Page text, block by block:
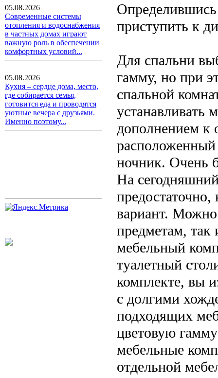
05.08.2026
Современные системы
отопления и водоснабжения
в частных домах играют
важную роль в обеспечении
комфортных условий...
05.08.2026
Кухня – сердце дома, место,
где собирается семья,
готовится еда и проводятся
уютные вечера с друзьями.
Именно поэтому...
приступить к
Для спальни
гамму, но при
спальной
дополнением к
ночник. Очень
На
вариант.
предметам,
мебельный
туалетный
комплекте, вы
с долгими
подходящих
цветовую
мебельные
отдельной